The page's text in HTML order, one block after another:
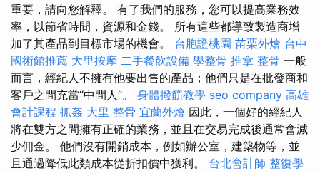
重要，請向您解釋。 有了我們的服務，您可以提高業務效
率，以節省時間，資源和金錢。 所有這些都導致製造商增
加了其產品到目標市場的機會。 台胞證桃園 苗栗外燴 台中
國術館推薦 大里按摩 二手餐飲設備 學整骨 推拿 整骨 一般
而言，經紀人不擁有他要出售的產品；他們只是在批發商和
客戶之間充當“中間人”。 身體撥筋教學 seo company 高雄
會計課程 抓姦 大里 整骨 宜蘭外燴 因此，一個好的經紀人
將在雙方之間擁有正確的業務，並且在交易完成後通常會減
少佣金。 他們沒有開銷成本，例如辦公室，建築物等，並
且通過降低此類成本從折扣價中獲利。 台北會計師 整復學